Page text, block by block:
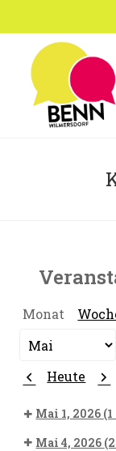
Inhalt
springen
Monat
Monat
Jahr
Zurück
Heute
Mai 1, 2026
Mai 4, 2026